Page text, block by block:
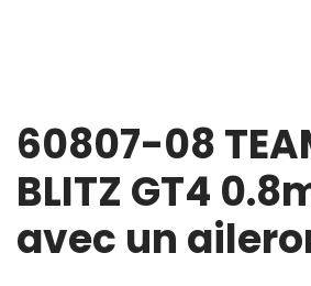
60807-08
BLITZ GT4
avec un